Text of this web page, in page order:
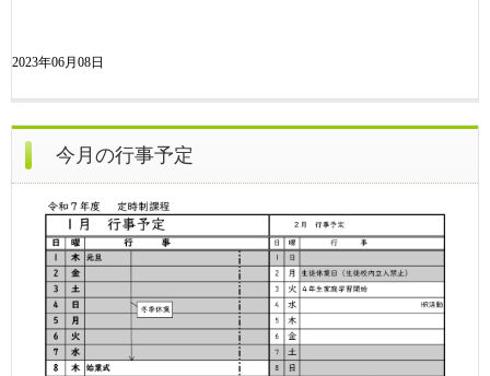
2023年06月08日
今月の行事予定